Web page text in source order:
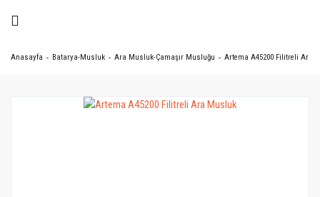
Anasayfa Batarya-Musluk Ara Musluk-Çamaşır Musluğu Artema A45200 Filitreli Ara